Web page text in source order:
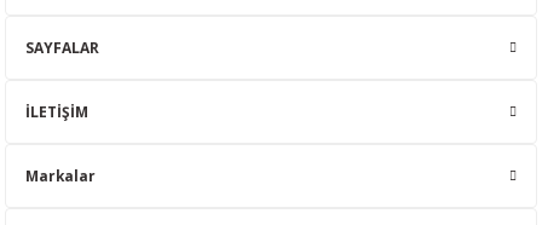
SAYFALAR
İLETİŞİM
Markalar